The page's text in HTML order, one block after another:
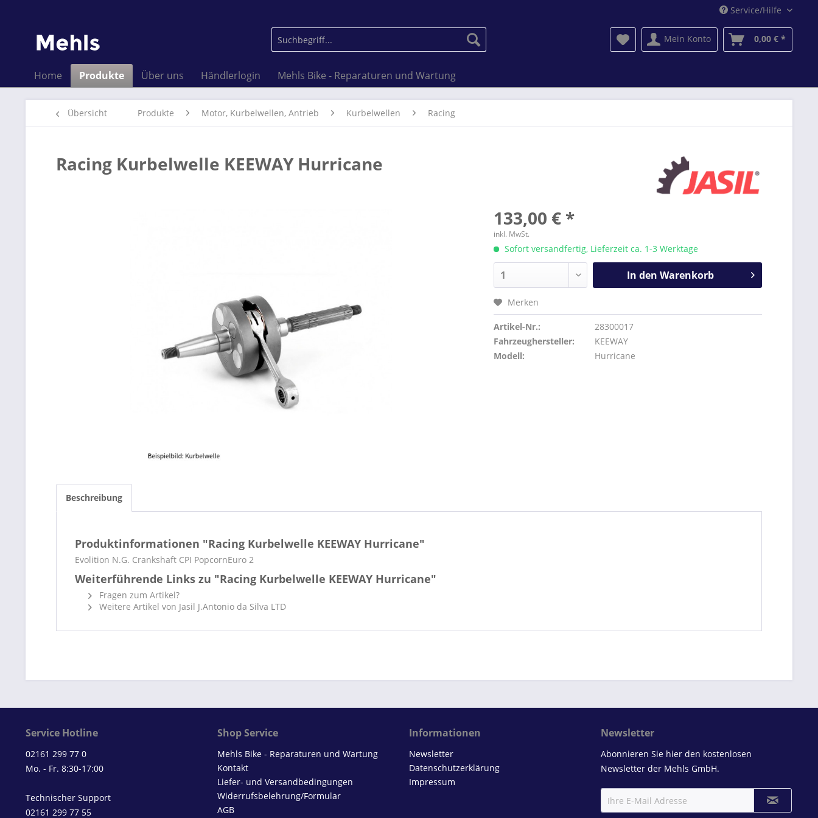
Service/Hilfe
Mein Konto 0,00 € *
Home Produkte Über uns Händlerlogin Mehls Bike - Reparaturen und Wartung
Übersicht Produkte Motor, Kurbelwellen, Antrieb Kurbelwellen Racing
Racing Kurbelwelle KEEWAY Hurricane
133,00 € *
inkl. MwSt.
Sofort versandfertig, Lieferzeit ca. 1-3 Werktage
In den Warenkorb
Merken
Artikel-Nr.:
28300017
Fahrzeughersteller:
KEEWAY
Modell:
Hurricane
Beschreibung
Produktinformationen "Racing Kurbelwelle KEEWAY Hurricane"
Evolition N.G. Crankshaft CPI PopcornEuro 2
Weiterführende Links zu "Racing Kurbelwelle KEEWAY Hurricane"
Fragen zum Artikel?
Weitere Artikel von Jasil J.Antonio da Silva LTD
Service Hotline
02161 299 77 0
Mo. - Fr. 8:30-17:00
Technischer Support
02161 299 77 55
Shop Service
Mehls Bike - Reparaturen und Wartung
Kontakt
Liefer- und Versandbedingungen
Widerrufsbelehrung/Formular
AGB
Informationen
Newsletter
Datenschutzerklärung
Impressum
Newsletter
Abonnieren Sie hier den kostenlosen
Newsletter der Mehls GmbH.